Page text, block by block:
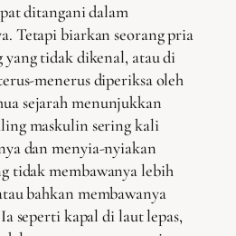
ditangani dalam
Tetapi biarkan seorang pria
tidak dikenal, atau di
menerus diperiksa oleh
sejarah menunjukkan
maskulin sering kali
dan menyia-nyiakan
tidak membawanya lebih
bahkan membawanya
seperti kapal di laut lepas,